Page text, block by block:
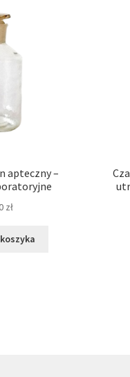
apteczny –
zł